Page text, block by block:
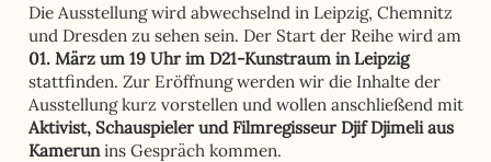
Die Ausstellung wird abwechselnd in Leipzig, Chemnitz
und Dresden zu sehen sein. Der Start der Reihe wird am
01. März um 19 Uhr im D21-Kunstraum in Leipzig
stattfinden. Zur Eröffnung werden wir die Inhalte der
Ausstellung kurz vorstellen und wollen anschließend mit
Aktivist, Schauspieler und Filmregisseur Djif Djimeli aus
Kamerunins Gespräch kommen.